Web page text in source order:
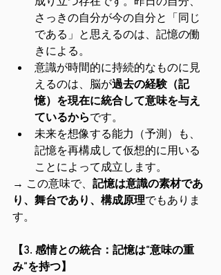
さっきの自分が今の自分と「同じ
である」と思えるのは、記憶の働
きによる。
意識が時間的に持続的なものに見
えるのは、脳が過去の経験（記
憶）を現在に統合して意味を与え
ているからです。
未来を想像する能力（予測）も、
記憶を再構成して仮想的に用いる
ことによって成立します。
→ この意味で、 記憶は意識の素材であ
り、舞台であり、構成原理でもありま
す。
【3. 感情との統合：記憶は“意味の重
み”を持つ】